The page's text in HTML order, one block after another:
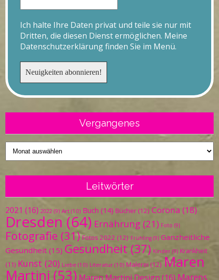
Ich halte Ihre Daten privat und teile sie nur mit
Dritten, die diesen Dienst ermöglichen. Meine
Datenschutzerklärung finden Sie im Menü.
Vergangenes
Vergangenes
Leitwörter
2021 (16) 2022 (9) Art (10) Buch (14) Bücher (12) Corona (18)
Dresden (64) Ernährung (21) Foto (9)
Fotografie (31) Fotos 2022 (12) Frühling (9) Ganzheitliche
Gesundheit (15) Gesundheit (37) Kinder (9) Krankheit
(11) Kunst (20) Liebe (10) Literatur (10) Malerei (12) Maren
Martini (53) Maren Martini Design (16) Marens